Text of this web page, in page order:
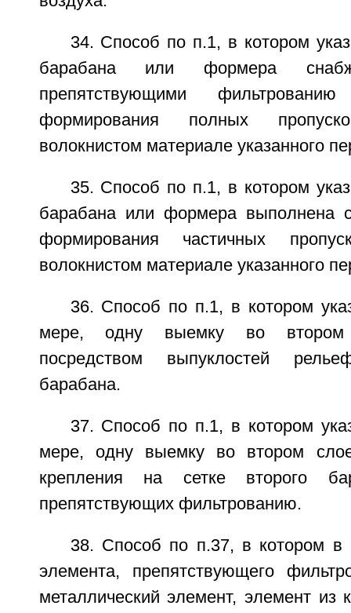
34. Способ по п.1, в котором
барабана или формера
препятствующими
формирования полных
волокнистом материале указанного
35. Способ по п.1, в котором
барабана или формера выполнена
формирования частичных
волокнистом материале указанного
36. Способ по п.1, в котором
мере, одну выемку во втором
посредством выпуклостей
барабана.
37. Способ по п.1, в котором
мере, одну выемку во втором
крепления на сетке второго
препятствующих фильтрованию.
38. Способ по п.37, в котором в
элемента, препятствующего
металлический элемент, элемент из